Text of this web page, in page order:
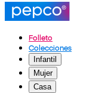
Folleto
Colecciones
Infantil
Mujer
Casa